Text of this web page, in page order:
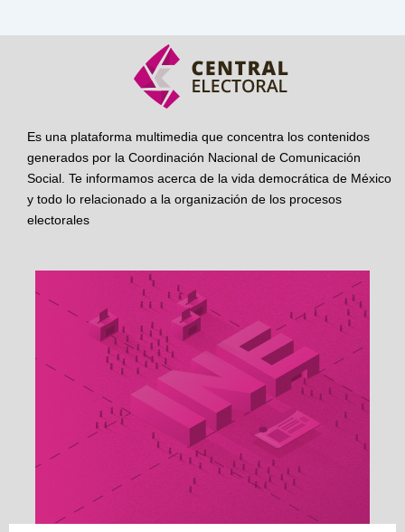
Es una plataforma multimedia que concentra los contenidos
generados por la Coordinación Nacional de Comunicación
Social. Te informamos acerca de la vida democrática de México
y todo lo relacionado a la organización de los procesos
electorales